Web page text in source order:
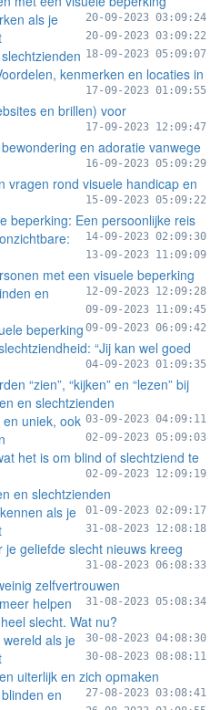
20-09-2023 03:09:24
als je
20-09-2023 03:09:22
18-09-2023 05:09:07
kenmerken en locaties in
17-09-2023 01:09:55
en brillen) voor
17-09-2023 12:09:47
en adoratie vanwege
16-09-2023 05:09:29
vragen rond visuele handicap en
15-09-2023 05:09:22
beperking: Een persoonlijke reis
14-09-2023 02:09:30
13-09-2023 11:09:09
met een visuele beperking
12-09-2023 12:09:28
en
09-09-2023 11:09:45
beperking 09-09-2023 06:09:42
“Jij kan wel goed
04-09-2023 01:09:35
“zien”, “kijken” en “lezen” bij
en slechtzienden
03-09-2023 04:09:11
uniek, ook
02-09-2023 05:09:03
het is om blind of slechtziend te
02-09-2023 12:09:19
en slechtzienden
01-09-2023 02:09:17
als je
31-08-2023 12:08:18
geliefde slecht nieuws kreeg
31-08-2023 06:08:33
zelfvertrouwen
31-08-2023 05:08:34
helpen
slecht. Wat nu?
30-08-2023 04:08:30
als je
30-08-2023 08:08:11
uiterlijk en zich opmaken
27-08-2023 03:08:41
en